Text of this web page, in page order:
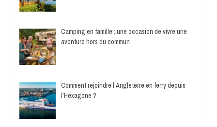
Camping en famille : une occasion de vivre une
aventure hors du commun
Comment rejoindre l’Angleterre en ferry depuis
l’Hexagone ?